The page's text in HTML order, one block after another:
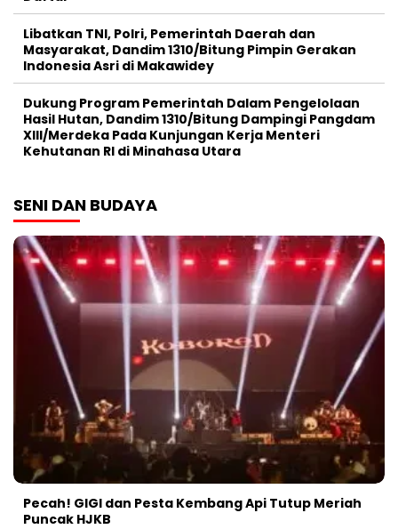
Libatkan TNI, Polri, Pemerintah Daerah dan
Masyarakat, Dandim 1310/Bitung Pimpin Gerakan
Indonesia Asri di Makawidey
Dukung Program Pemerintah Dalam Pengelolaan
Hasil Hutan, Dandim 1310/Bitung Dampingi Pangdam
XIII/Merdeka Pada Kunjungan Kerja Menteri
Kehutanan RI di Minahasa Utara
SENI DAN BUDAYA
Pecah! GIGI dan Pesta Kembang Api Tutup Meriah
Puncak HJKB